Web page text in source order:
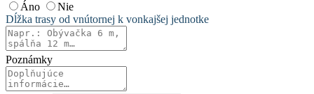
Áno
Nie
Dĺžka trasy od vnútornej k vonkajšej jednotke
Poznámky